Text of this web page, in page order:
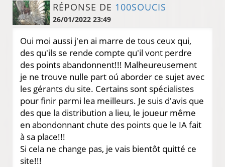
RÉPONSE DE 100SOUCIS
26/01/2022 23:49
Oui moi aussi j'en ai marre de tous ceux qui,
des qu'ils se rende compte qu'il vont perdre
des points abandonnent!!! Malheureusement
je ne trouve nulle part oú aborder ce sujet avec
les gérants du site. Certains sont spécialistes
pour finir parmi lea meilleurs. Je suis d'avis que
des que la distribution a lieu, le joueur même
en abondonnant chute des points que le IA fait
à sa place!!!
Si cela ne change pas, je vais bientôt quitté ce
site!!!